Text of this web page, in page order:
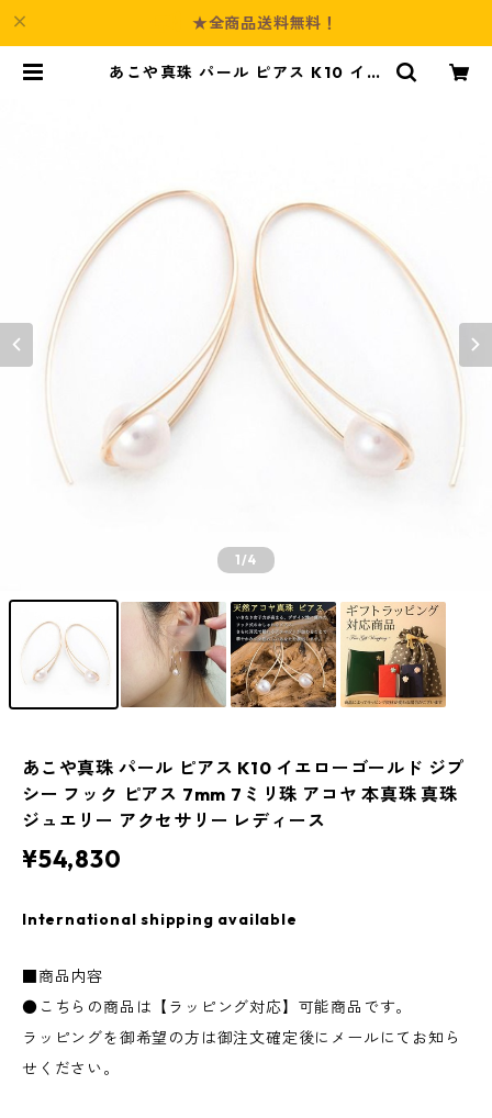
★全商品送料無料！
あこや真珠 パール ピアス K10 イエ
1/4
あこや真珠 パール ピアス K10 イエローゴールド ジプ
シー フック ピアス 7mm 7ミリ珠 アコヤ 本真珠 真珠
ジュエリー アクセサリー レディース
¥54,830
International shipping available
■商品内容
●こちらの商品は【ラッピング対応】可能商品です。
ラッピングを御希望の方は御注文確定後にメールにてお知ら
せください。